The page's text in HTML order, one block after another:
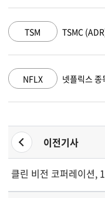
방
이전기사
클린 비전 코퍼레이션,